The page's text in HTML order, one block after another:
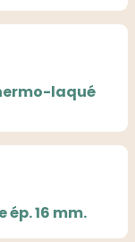
laqué
16 mm.